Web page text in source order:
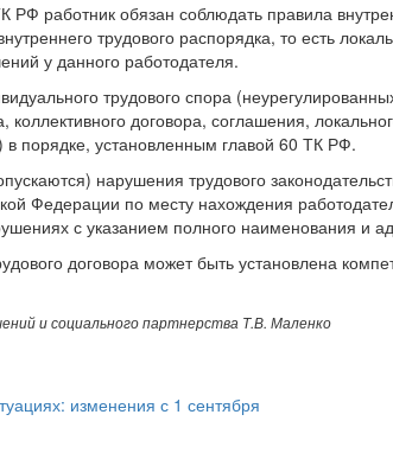
работник обязан соблюдать правила
трудового распорядка, то есть
у данного работодателя.
трудового спора
договора, соглашения,
порядке, установленным главой 60 ТК РФ.
нарушения трудового
Федерации по месту нахождения
с указанием полного наименования и
договора может быть установлена
и социального партнерства Т.В. Маленко
изменения с 1 сентября